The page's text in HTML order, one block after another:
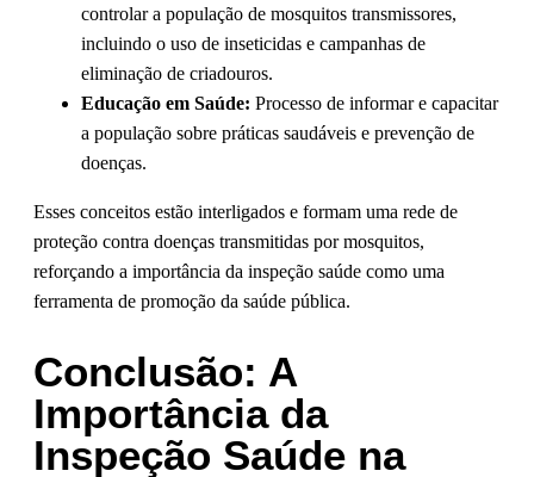
controlar a população de mosquitos transmissores,
incluindo o uso de inseticidas e campanhas de
eliminação de criadouros.
Educação em Saúde: Processo de informar e capacitar
a população sobre práticas saudáveis e prevenção de
doenças.
Esses conceitos estão interligados e formam uma rede de
proteção contra doenças transmitidas por mosquitos,
reforçando a importância da inspeção saúde como uma
ferramenta de promoção da saúde pública.
Conclusão: A
Importância da
Inspeção Saúde na